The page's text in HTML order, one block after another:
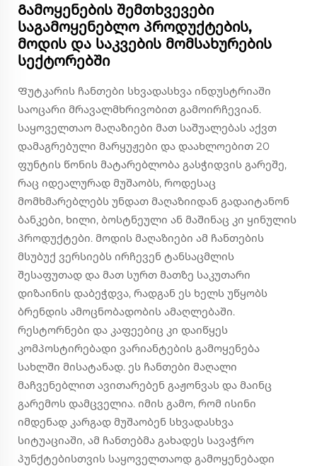
Გამოყენების შემთხვევები
საგამოყენებლო პროდუქტების,
მოდის და საკვების მომსახურების
სექტორებში
Ფუტკარის ჩანთები სხვადასხვა ინდუსტრიაში
საოცარი მრავალმხრივობით გამოირჩევიან.
საყოველთაო მაღაზიები მათ საშუალებას აქვთ
დამაგრებული მარყუჟები და დაახლოებით 20
ფუნტის წონის მატარებლობა გასჭიდვის გარეშე,
რაც იდეალურად მუშაობს, როდესაც
მომხმარებლებს უნდათ მაღაზიიდან გადაიტანონ
ბანკები, ხილი, ბოსტნეული ან მაშინაც კი ყინულის
პროდუქტები. მოდის მაღაზიები ამ ჩანთების
მსუბუქ ვერსიებს ირჩევენ ტანსაცმლის
შესაფუთად და მათ სურთ მათზე საკუთარი
დიზაინის დაბეჭდვა, რადგან ეს ხელს უწყობს
ბრენდის ამოცნობადობის ამაღლებაში.
რესტორნები და კაფეებიც კი დაიწყეს
კომპოსტირებადი ვარიანტების გამოყენება
სახლში მისატანად. ეს ჩანთები მაღალი
მაჩვენებლით ავითარებენ გაჟონვას და მაინც
გარემოს დამცველია. იმის გამო, რომ ისინი
იმდენად კარგად მუშაობენ სხვადასხვა
სიტუაციაში, ამ ჩანთებმა გახადეს სავაჭრო
პუნქტებისთვის საყოველთაოდ გამოყენებადი